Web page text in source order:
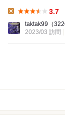
3.7
taktak99 （
2023/03 訪問